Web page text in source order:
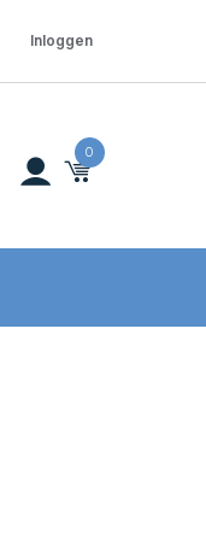
Inloggen
0